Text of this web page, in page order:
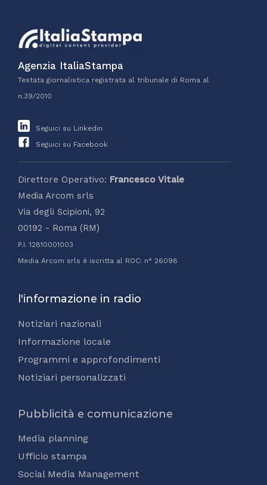
Agenzia ItaliaStampa
Testata giornalistica registrata al tribunale di Roma al
n.39/2010
Seguici su Linkedin
Seguici su Facebook
Direttore Operativo: Francesco Vitale
Media Arcom srls
Via degli Scipioni, 92
00192 - Roma (RM)
P.I. 12810001003
Media Arcom srls è iscritta al ROC: n° 26098
l'informazione in radio
Notiziari nazionali
Informazione locale
Programmi e approfondimenti
Notiziari personalizzati
Pubblicità e comunicazione
Media planning
Ufficio stampa
Social Media Management